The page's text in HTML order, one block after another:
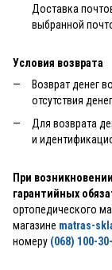
Доставка
выбранной
Условия возврата
Возврат денег
отсутствия
Для возврата
и
При возникновении
гарантийных
ортопедического
магазине matras-
номеру (068) 100-